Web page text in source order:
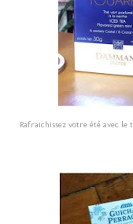
Rafraichissez votre été avec